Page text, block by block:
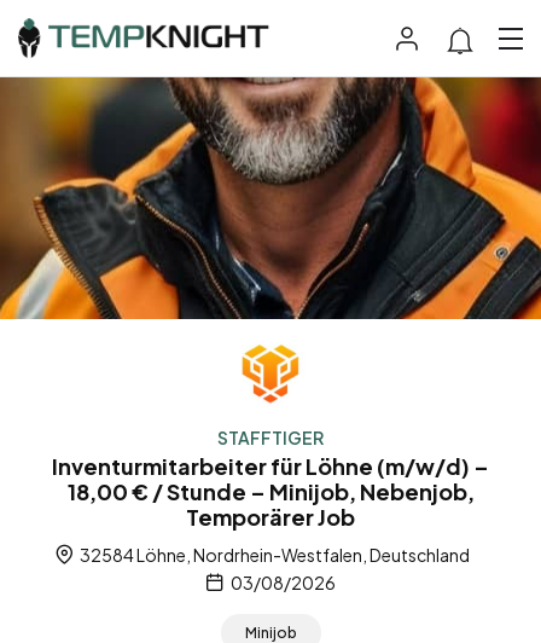
STAFFTIGER
Inventurmitarbeiter für Löhne (m/w/d) –
18,00 € / Stunde – Minijob, Nebenjob,
Temporärer Job
32584 Löhne, Nordrhein-Westfalen, Deutschland
03/08/2026
Minijob